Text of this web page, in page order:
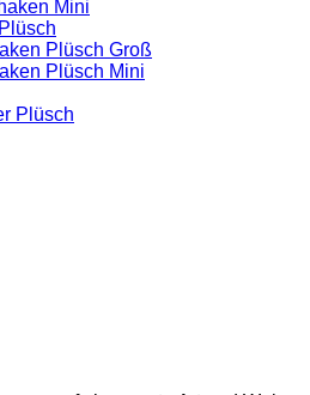
Mini
Plüsch Groß
Plüsch Mini
Plüsch